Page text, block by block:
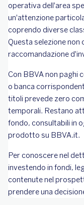
operativa dell'area
un'attenzione
coprendo diverse
Questa selezione non
raccomandazione
Con BBVA non paghi
o banca
titoli prevede zero
temporali. Restano
fondo, consultabili in
prodotto su BBVA.it.
Per conoscere nel
investendo in fondi,
contenute nel
prendere una